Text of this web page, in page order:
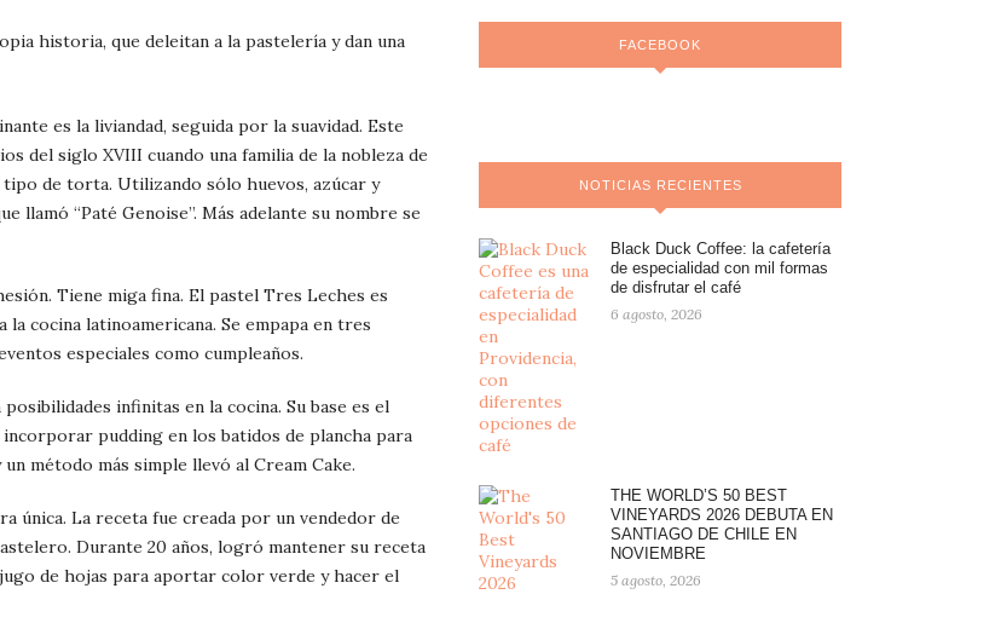
historia, que deleitan a la pastelería y dan una
es la liviandad, seguida por la suavidad. Este
del siglo XVIII cuando una familia de la nobleza de
de torta. Utilizando sólo huevos, azúcar y
llamó “Paté Genoise”. Más adelante su nombre se
Tiene miga fina. El pastel Tres Leches es
cocina latinoamericana. Se empapa en tres
especiales como cumpleaños.
infinitas en la cocina. Su base es el
pudding en los batidos de plancha para
método más simple llevó al Cream Cake.
única. La receta fue creada por un vendedor de
Durante 20 años, logró mantener su receta
de hojas para aportar color verde y hacer el
FACEBOOK
NOTICIAS RECIENTES
Black Duck Coffee: la cafetería
de especialidad con mil formas
de disfrutar el café
6 agosto, 2026
THE WORLD’S 50 BEST
VINEYARDS 2026 DEBUTA EN
SANTIAGO DE CHILE EN
NOVIEMBRE
5 agosto, 2026